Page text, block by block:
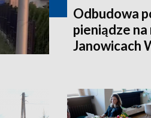
Odbudowa
pieniądze
Janowicach